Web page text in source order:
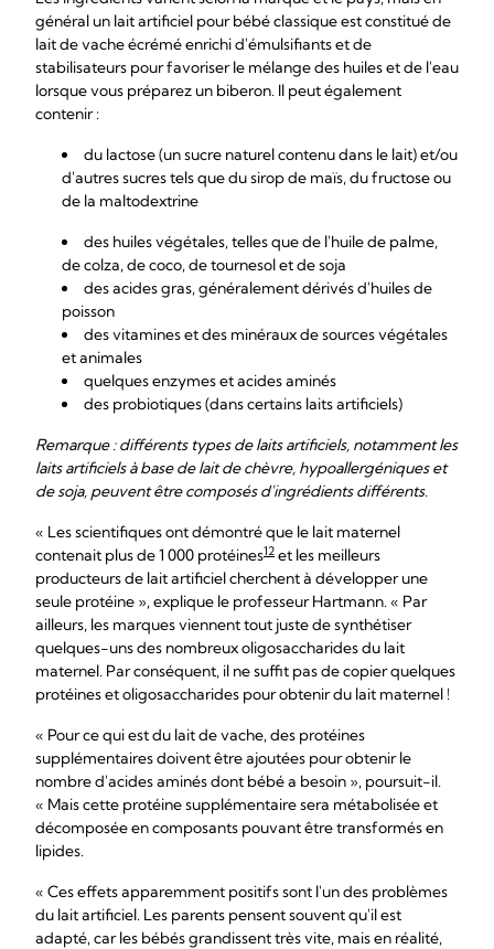
général un lait artificiel pour bébé classique est constitué de
lait de vache écrémé enrichi d'émulsifiants et de
stabilisateurs pour favoriser le mélange des huiles et de l'eau
lorsque vous préparez un biberon. Il peut également
contenir :
du lactose (un sucre naturel contenu dans le lait) et/ou
d'autres sucres tels que du sirop de maïs, du fructose ou
de la maltodextrine
des huiles végétales, telles que de l'huile de palme,
de colza, de coco, de tournesol et de soja
des acides gras, généralement dérivés d'huiles de
poisson
des vitamines et des minéraux de sources végétales
et animales
quelques enzymes et acides aminés
des probiotiques (dans certains laits artificiels)
Remarque : différents types de laits artificiels, notamment les
laits artificiels à base de lait de chèvre, hypoallergéniques et
de soja, peuvent être composés d'ingrédients différents.
« Les scientifiques ont démontré que le lait maternel
contenait plus de 1 000 protéines12 et les meilleurs
producteurs de lait artificiel cherchent à développer une
seule protéine », explique le professeur Hartmann. « Par
ailleurs, les marques viennent tout juste de synthétiser
quelques-uns des nombreux oligosaccharides du lait
maternel. Par conséquent, il ne suffit pas de copier quelques
protéines et oligosaccharides pour obtenir du lait maternel !
« Pour ce qui est du lait de vache, des protéines
supplémentaires doivent être ajoutées pour obtenir le
nombre d'acides aminés dont bébé a besoin », poursuit-il.
« Mais cette protéine supplémentaire sera métabolisée et
décomposée en composants pouvant être transformés en
lipides.
« Ces effets apparemment positifs sont l'un des problèmes
du lait artificiel. Les parents pensent souvent qu'il est
adapté, car les bébés grandissent très vite, mais en réalité,